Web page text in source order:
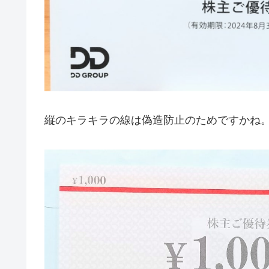
縦のキラキラの線は偽造防止のためですかね